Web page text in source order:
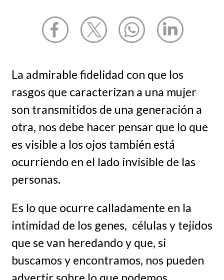
La admirable fidelidad con que los
rasgos que caracterizan a una mujer
son transmitidos de una generación a
otra, nos debe hacer pensar que lo que
es visible a los ojos también está
ocurriendo en el lado invisible de las
personas.
Es lo que ocurre calladamente en la
intimidad de los genes, células y tejidos
que se van heredando y que, si
buscamos y encontramos, nos pueden